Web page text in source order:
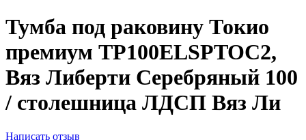
Тумба под раковину Токио
премиум TP100ELSPTOC2,
Вяз Либерти Серебряный 100
/ столешница ЛДСП Вяз Ли
Написать отзыв